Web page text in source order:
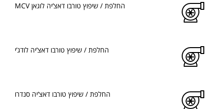
החלפת / שיפוץ טורבו דאצ’יה לוגאן MCV
החלפת / שיפוץ טורבו דאצ’יה לודג’י
החלפת / שיפוץ טורבו דאצ’יה סנדרו